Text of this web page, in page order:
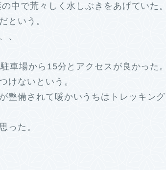
中で荒々しく水しぶきをあげていた。
という。
、
車場から15分とアクセスが良かった。
けないという。
整備されて暖かいうちはトレッキング
った。